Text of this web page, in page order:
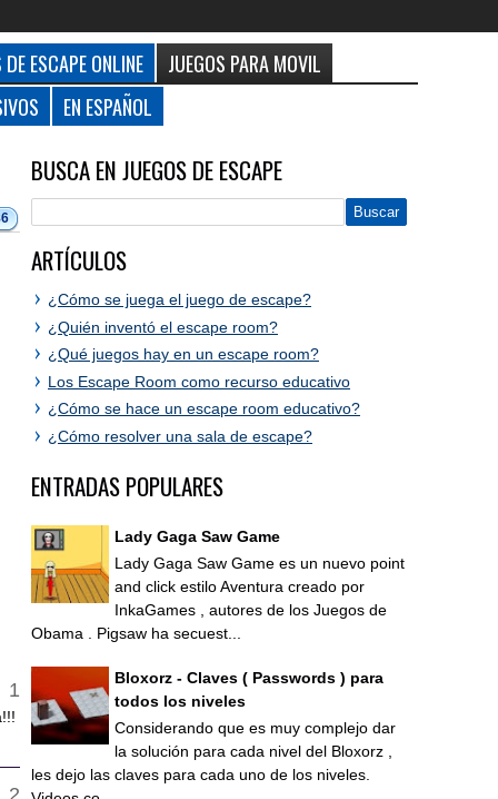
DE ESCAPE ONLINE
JUEGOS PARA MOVIL
EN ESPAÑOL
BUSCA EN JUEGOS DE ESCAPE
ARTÍCULOS
¿Cómo se juega el juego de escape?
¿Quién inventó el escape room?
¿Qué juegos hay en un escape room?
Los Escape Room como recurso educativo
¿Cómo se hace un escape room educativo?
¿Cómo resolver una sala de escape?
ENTRADAS POPULARES
Lady Gaga Saw Game
Lady Gaga Saw Game es un nuevo point
and click estilo Aventura creado por
InkaGames , autores de los Juegos de
Obama . Pigsaw ha secuest...
Bloxorz - Claves ( Passwords ) para
todos los niveles
Considerando que es muy complejo dar
la solución para cada nivel del Bloxorz ,
les dejo las claves para cada uno de los niveles.